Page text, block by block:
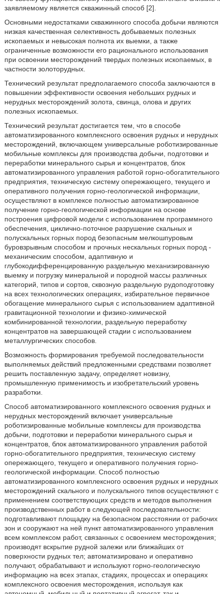
заявляемому является скважинный способ [2].
Основными недостатками скважинного способа добычи являются
низкая качественная селективность добываемых полезных
ископаемых и невысокая полнота их выемки, а также
ограниченные возможности его рационального использования
при освоении месторождений твердых полезных ископаемых, в
частности золоторудных.
Технический результат предполагаемого способа заключаются в
повышении эффективности освоения небольших рудных и
нерудных месторождений золота, свинца, олова и других
полезных ископаемых.
Технический результат достигается тем, что в способе
автоматизированного комплексного освоения рудных и нерудных
месторождений, включающем универсальные роботизированные
мобильные комплексы для производства добычи, подготовки и
переработки минерального сырья и концентратов, блок
автоматизированного управления работой горно-обогатительного
предприятия, техническую систему опережающего, текущего и
оперативного получения горно-геологической информации,
осуществляют в комплексе полностью автоматизированное
получение горно-геологической информации на основе
построения цифровой модели с использованием программного
обеспечения, циклично-поточное разрушение скальных и
полускальных горных пород безопасным мелкошпуровым
буровзрывным способом и прочных нескальных горных пород -
механическим способом, адаптивную и
глубокодифференцированную раздельную механизированную
выемку и погрузку минеральной и породной массы различных
категорий, типов и сортов, сквозную раздельную рудоподготовку
на всех технологических операциях, избирательное первичное
обогащение минерального сырья с использованием адаптивной
гравитационной технологии и физико-химической
комбинированной технологии, раздельную переработку
концентратов на завершающей стадии с использованием
металлургических способов.
Возможность формирования требуемой последовательности
выполняемых действий предложенными средствами позволяет
решить поставленную задачу, определяет новизну,
промышленную применимость и изобретательский уровень
разработки.
Способ автоматизированного комплексного освоения рудных и
нерудных месторождений включает универсальные
роботизированные мобильные комплексы для производства
добычи, подготовки и переработки минерального сырья и
концентратов, блок автоматизированного управления работой
горно-обогатительного предприятия, техническую систему
опережающего, текущего и оперативного получения горно-
геологической информации. Способ полностью
автоматизированного комплексного освоения рудных и нерудных
месторождений скального и полускального типов осуществляют с
применением соответствующих средств и методов выполнения
производственных работ в следующей последовательности:
подготавливают площадку на безопасном расстоянии от рабочих
зон и сооружают на ней пункт автоматизированного управления
всем комплексом работ, связанных с освоением месторождения;
производят вскрытие рудной залежи или ближайших от
поверхности рудных тел; автоматизировано и оперативно
получают, обрабатывают и используют горно-геологическую
информацию на всех этапах, стадиях, процессах и операциях
комплексного освоения месторождения, используя как